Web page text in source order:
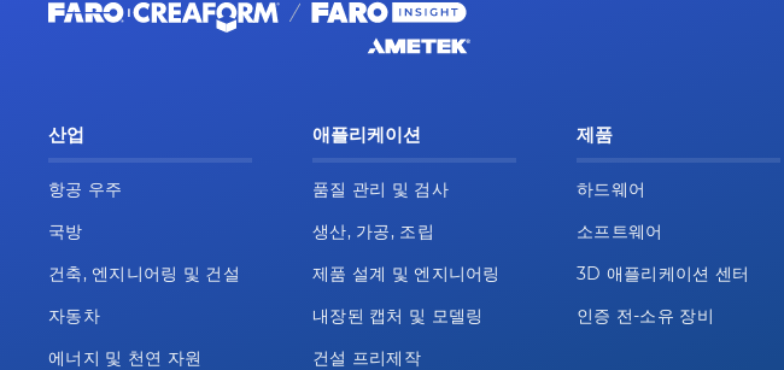
산업
항공 우주
국방
건축, 엔지니어링 및 건설
자동차
에너지 및 천연 자원
애플리케이션
품질 관리 및 검사
생산, 가공, 조립
제품 설계 및 엔지니어링
내장된 캡처 및 모델링
건설 프리제작
제품
하드웨어
소프트웨어
3D 애플리케이션 센터
인증 전-소유 장비